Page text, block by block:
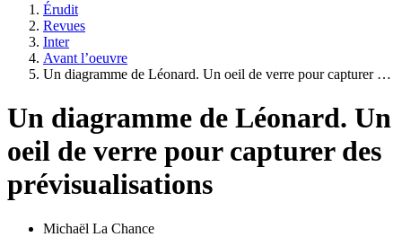
Érudit
Revues
Inter
Avant l’oeuvre
Un diagramme de Léonard. Un oeil de verre pour capturer …
Un diagramme de Léonard. Un
oeil de verre pour capturer des
prévisualisations
Michaël La Chance